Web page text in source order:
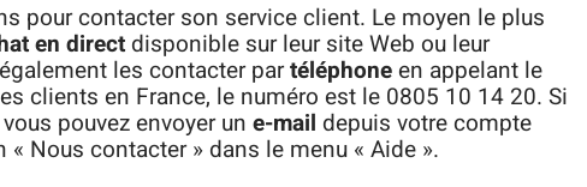
pour contacter son service client. Le moyen le plus
en direct disponible sur leur site Web ou leur
les contacter partéléphoneen appelant le
clients en France, le numéro est le 0805 10 14 20. Si
pouvez envoyer un e-mail depuis votre compte
Nous contacter » dans le menu « Aide ».